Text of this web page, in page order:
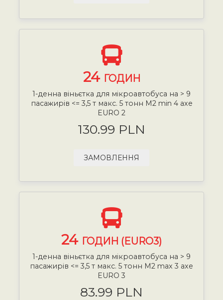
24 ГОДИН
1-денна віньєтка для мікроавтобуса на > 9
пасажирів <= 3,5 т макс. 5 тонн М2 min 4 axe
EURO 2
130.99 PLN
ЗАМОВЛЕННЯ
24 ГОДИН (EURO3)
1-денна віньєтка для мікроавтобуса на > 9
пасажирів <= 3,5 т макс. 5 тонн М2 max 3 axe
EURO 3
83.99 PLN